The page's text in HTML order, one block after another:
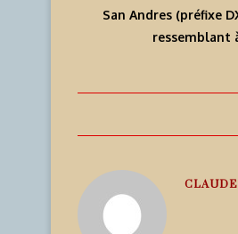
San Andres (préfixe
ressemblant